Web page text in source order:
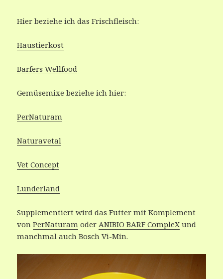
Hier beziehe ich das Frischfleisch:
Haustierkost
Barfers Wellfood
Gemüsemixe beziehe ich hier:
PerNaturam
Naturavetal
Vet Concept
Lunderland
Supplementiert wird das Futter mit Komplement
vonPerNaturam oder ANIBIO BARF CompleX und
manchmal auch Bosch Vi-Min.